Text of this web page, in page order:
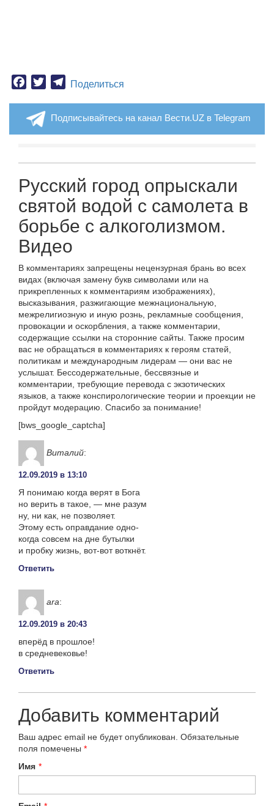
Facebook
TwitterTelegram
Поделиться
Подписывайтесь на канал Вести.UZ в Telegram
Русский город опрыскали
святой водой с самолета в
борьбе с алкоголизмом.
Видео
В комментариях запрещены нецензурная брань во всех
видах (включая замену букв символами или на
прикрепленных к комментариям изображениях),
высказывания, разжигающие межнациональную,
межрелигиозную и иную рознь, рекламные сообщения,
провокации и оскорбления, а также комментарии,
содержащие ссылки на сторонние сайты. Также просим
вас не обращаться в комментариях к героям статей,
политикам и международным лидерам — они вас не
услышат. Бессодержательные, бессвязные и
комментарии, требующие перевода с экзотических
языков, а также конспирологические теории и проекции не
пройдут модерацию. Спасибо за понимание!
[bws_google_captcha]
Виталий:
12.09.2019 в 13:10
Я понимаю когда верят в Бога
но верить в такое, — мне разум
ну, ни как, не позволяет.
Этому есть оправдание одно-
когда совсем на дне бутылки
и пробку жизнь, вот-вот воткнёт.
Ответить
ara:
12.09.2019 в 20:43
вперёд в прошлое!
в средневековье!
Ответить
Добавить комментарий
Ваш адрес email не будет опубликован. Обязательные
поля помечены *
Имя *